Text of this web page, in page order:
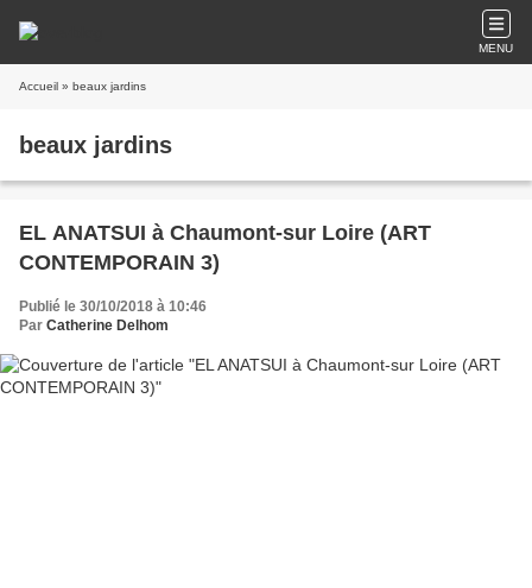
MENU
Accueil » beaux jardins
beaux jardins
EL ANATSUI à Chaumont-sur Loire (ART
CONTEMPORAIN 3)
Publié le 30/10/2018 à 10:46
Par Catherine Delhom